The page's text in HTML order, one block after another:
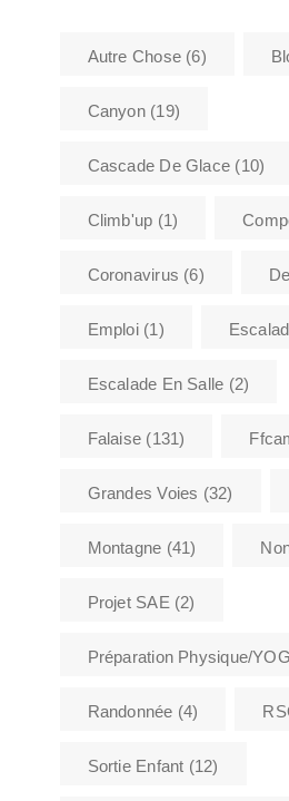
Autre Chose(6)
Canyon(19)
Cascade De Glace (10)
Climb'up (1)
Coronavirus (6)
Emploi(1)
Escalade En Salle (2)
Falaise (131)
Grandes Voies (32)
Montagne (41)
Projet SAE (2)
Préparation Physique/
Randonnée (4)
Sortie Enfant (12)